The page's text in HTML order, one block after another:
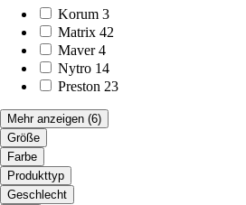
Korum 3
Matrix 42
Maver 4
Nytro 14
Preston 23
Mehr anzeigen (6)
Größe
Farbe
Produkttyp
Geschlecht